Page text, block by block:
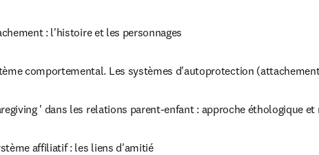
: l'histoire et les personnages
comportemental. Les systèmes d'autoprotection
' dans les relations parent-enfant : approche éthologique
affiliatif : les liens d'amitié